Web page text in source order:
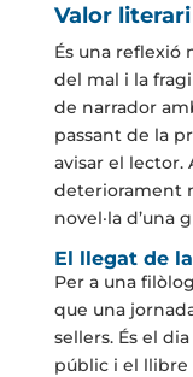
Valor literari
És una reflexió
del mal i la
de narrador
passant de la
avisar el lector.
deteriorament
novel·la d’una
El llegat de
Per a una
que una
sellers. És el
públic i el llibre